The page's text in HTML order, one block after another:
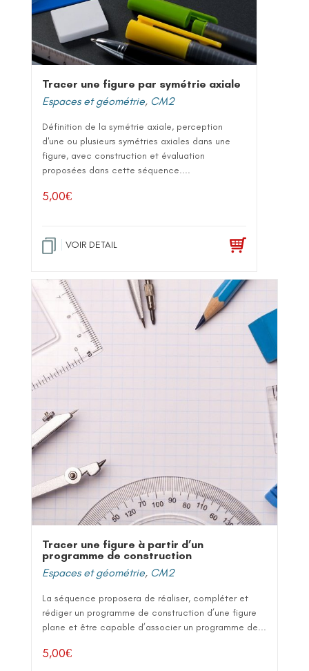
Tracer une figure par symétrie axiale
Espaces et géométrie, CM2
Définition de la symétrie axiale, perception
d'une ou plusieurs symétries axiales dans une
figure, avec construction et évaluation
proposées dans cette séquence....
5,00€
VOIR DETAIL
Tracer une figure à partir d’un
programme de construction
Espaces et géométrie, CM2
La séquence proposera de réaliser, compléter et
rédiger un programme de construction d’une figure
plane et être capable d’associer un programme de...
5,00€